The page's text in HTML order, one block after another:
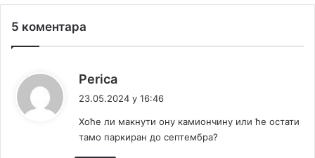
5 коментара
Perica
е
:
23.05.2024 у 16:46
Хоће ли макнути ону камиончину или ће остати
тамо паркиран до септембра?